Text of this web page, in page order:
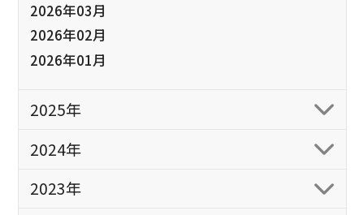
2026年03月
2026年02月
2026年01月
2025年
2024年
2023年